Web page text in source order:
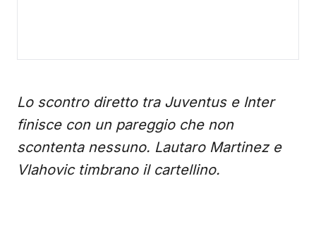
Lo scontro diretto tra Juventus e Inter
finisce con un pareggio che non
scontenta nessuno. Lautaro Martinez e
Vlahovic timbrano il cartellino.